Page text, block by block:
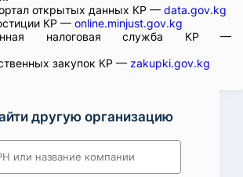
открытых данных КР — data.gov.kg
КР — online.minjust.gov.kg
налоговая служба КР —
закупок КР — zakupki.gov.kg
другую организацию